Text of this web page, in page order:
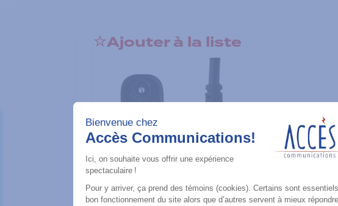
Ajouter à la liste